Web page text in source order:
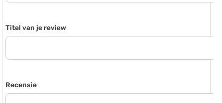
Titel van je review
Recensie